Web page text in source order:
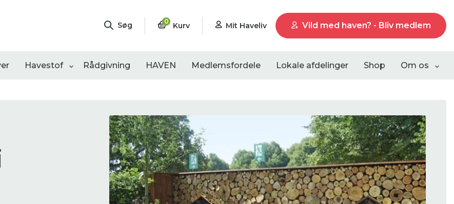
Søg 0 Kurv Mit Haveliv Vild med haven? - Bliv medlem
Havestof Rådgivning HAVEN Medlemsfordele Lokale afdelinger Shop Om os
Åbne haver
0resultater Liste visning